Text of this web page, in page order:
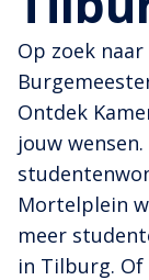
Op zoek
Ontdek
jouw
Mortelplein
meer
in Tilburg.